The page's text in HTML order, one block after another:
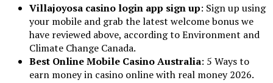
Villajoyosa casino login app sign up: Sign up using
your mobile and grab the latest welcome bonus we
have reviewed above, according to Environment and
Climate Change Canada.
Best Online Mobile Casino Australia: 5 Ways to
earn money in casino online with real money 2026.